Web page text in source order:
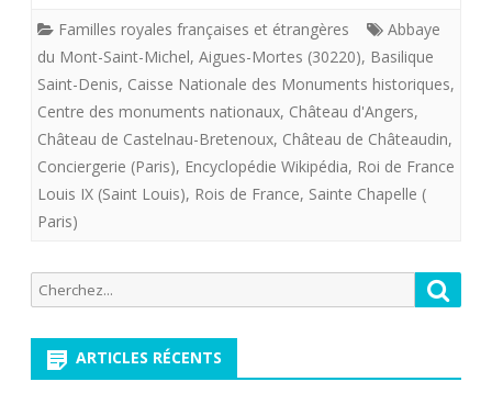
à
l’honneur
par
le
Centre
monuments
nationaux.
Familles royales françaises et étrangères
Abbaye
du Mont-Saint-Michel, Aigues-Mortes (30220), Basilique
Saint-Denis, Caisse Nationale des Monuments historiques,
Centre des monuments nationaux, Château d'Angers,
Château de Castelnau-Bretenoux, Château de Châteaudin,
Conciergerie (Paris), Encyclopédie Wikipédia, Roi de France
Louis IX (Saint Louis), Rois de France, Sainte Chapelle (
Paris)
Recherche
pour:
ARTICLES RÉCENTS